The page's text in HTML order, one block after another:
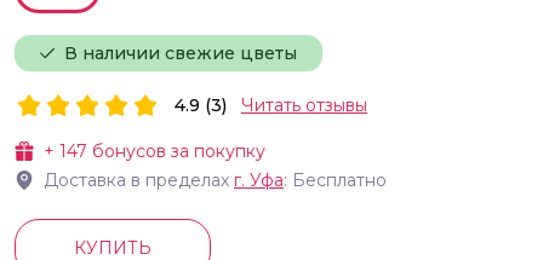
В наличии свежие цветы
+ 147 бонусов за покупку
Доставка в пределах г. Уфа: Бесплатно
4.9 (3) Читать отзывы
КУПИТЬ